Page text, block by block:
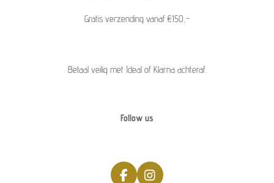
Gratis verzending vanaf €150,-
Betaal veilig met Ideal of Klarna achteraf.
Follow us
F
I